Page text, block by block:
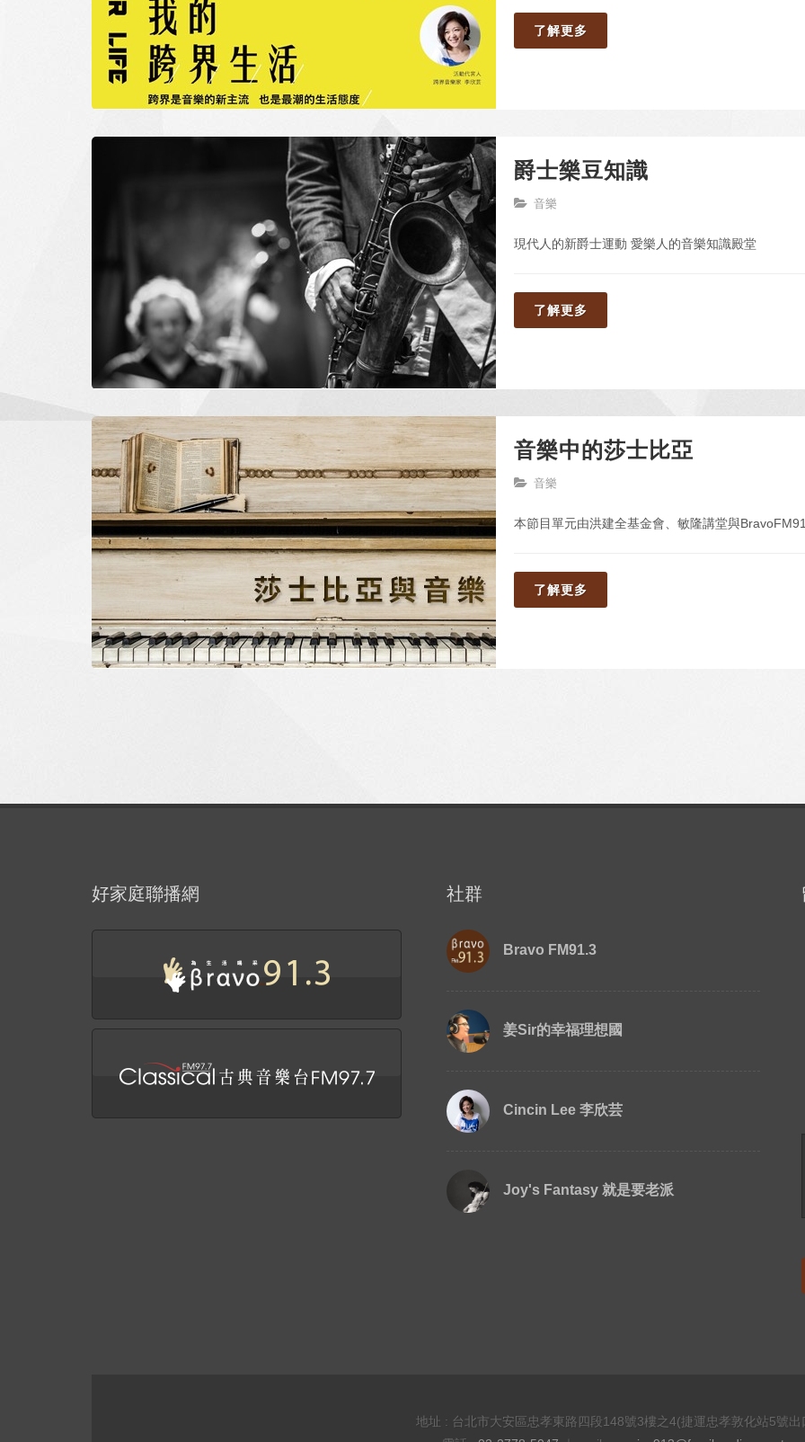
了解更多
爵士樂豆知識
音樂
現代人的新爵士運動 愛樂人的音樂知識殿堂
了解更多
音樂中的莎士比亞
音樂
本節目單元由洪建全基金會、敏隆講堂與
了解更多
好家庭聯播網 社群
Bravo FM91.3
姜Sir的幸福理想國
Cincin Lee 李欣芸
Joy's Fantasy 就是要老派
地址 : 台北市大安區忠孝東路四段148號3樓之4(捷運忠孝敦化站5號出